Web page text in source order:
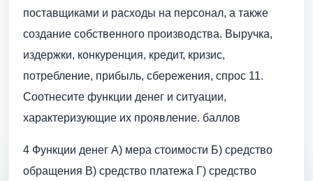
поставщиками и расходы на персонал, а также
создание собственного производства. Выручка,
издержки, конкуренция, кредит, кризис,
потребление, прибыль, сбережения, спрос 11.
Соотнесите функции денег и ситуации,
характеризующие их проявление. баллов
4 Функции денег А) мера стоимости Б) средство
обращения В) средство платежа Г) средство